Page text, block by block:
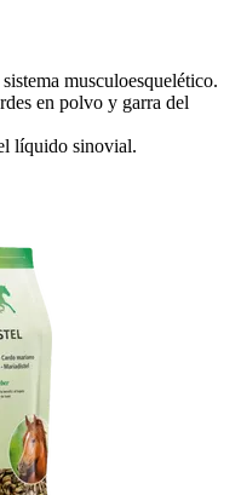
musculoesquelético.
en polvo y garra del
líquido sinovial.